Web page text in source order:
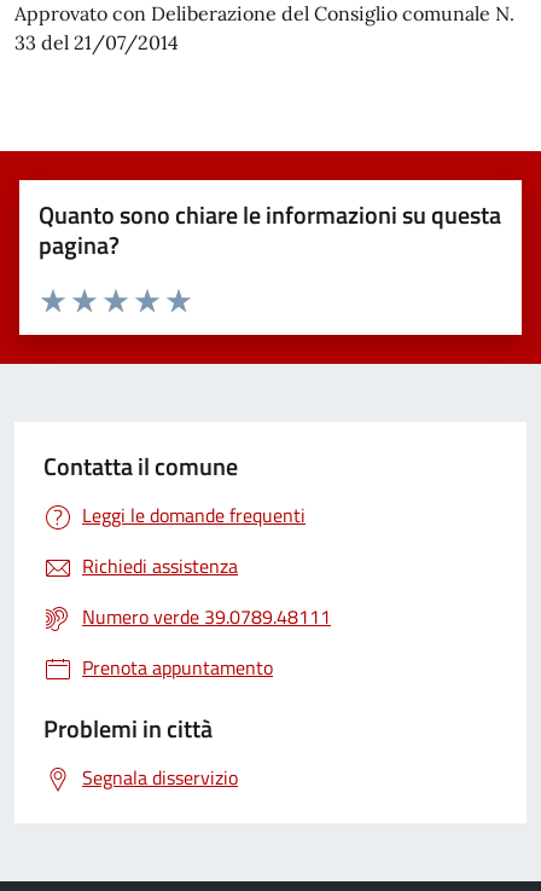
Approvato con Deliberazione del Consiglio comunale N.
33 del 21/07/2014
Quanto sono chiare le informazioni su questa
pagina?
Valuta 5 stelle su 5
Valuta 4 stelle su 5
Valuta 3 stelle su 5
Valuta 2 stelle su 5
Valuta 1 stelle su 5
Contatta il comune
Leggi le domande frequenti
Richiedi assistenza
Numero verde 39.0789.48111
Prenota appuntamento
Problemi in città
Segnala disservizio